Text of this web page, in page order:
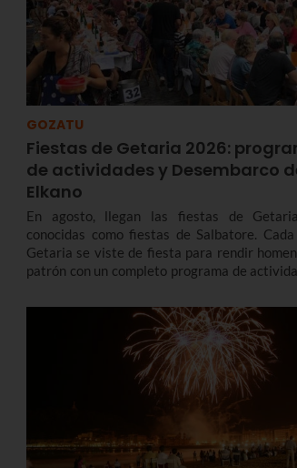
GOZATU
Fiestas de Getaria 2026:
de actividades y Desembarco
Elkano
En agosto, llegan las fiestas de
conocidas como fiestas de Salbatore.
Getaria se viste de fiesta para rendir
patrón con un completo programa de
cada cuatro años, un espectacular
Elkano, que este año será el día 7 de agosto.